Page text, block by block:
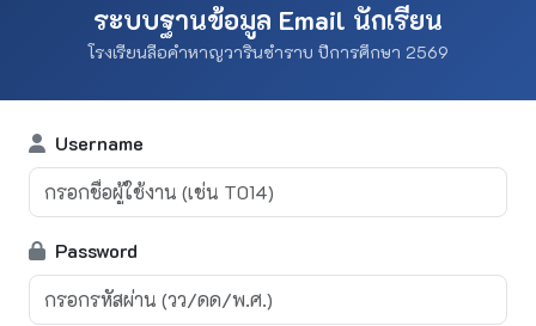
ระบบฐานข้อมูล Email นักเรียน
โรงเรียนลือคำหาญวารินชำราบ ปีการศึกษา 2569
Username
Password